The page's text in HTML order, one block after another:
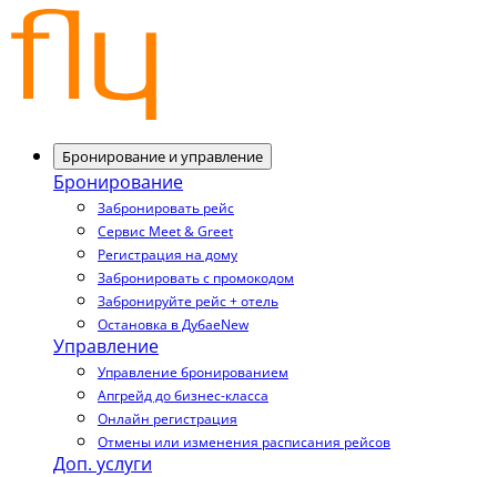
Бронирование и управление
Бронирование
Забронировать рейс
Сервис Meet & Greet
Регистрация на дому
Забронировать с промокодом
Забронируйте рейс + отель
Остановка в ДубаеNew
Управление
Управление бронированием
Апгрейд до бизнес-класса
Онлайн регистрация
Отмены или изменения расписания рейсов
Доп. услуги